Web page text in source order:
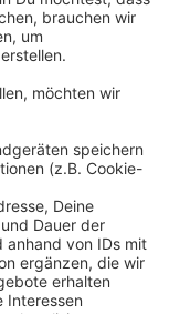
in
Unter
die
Ebert-
laufen je
für
. Und hier das
.